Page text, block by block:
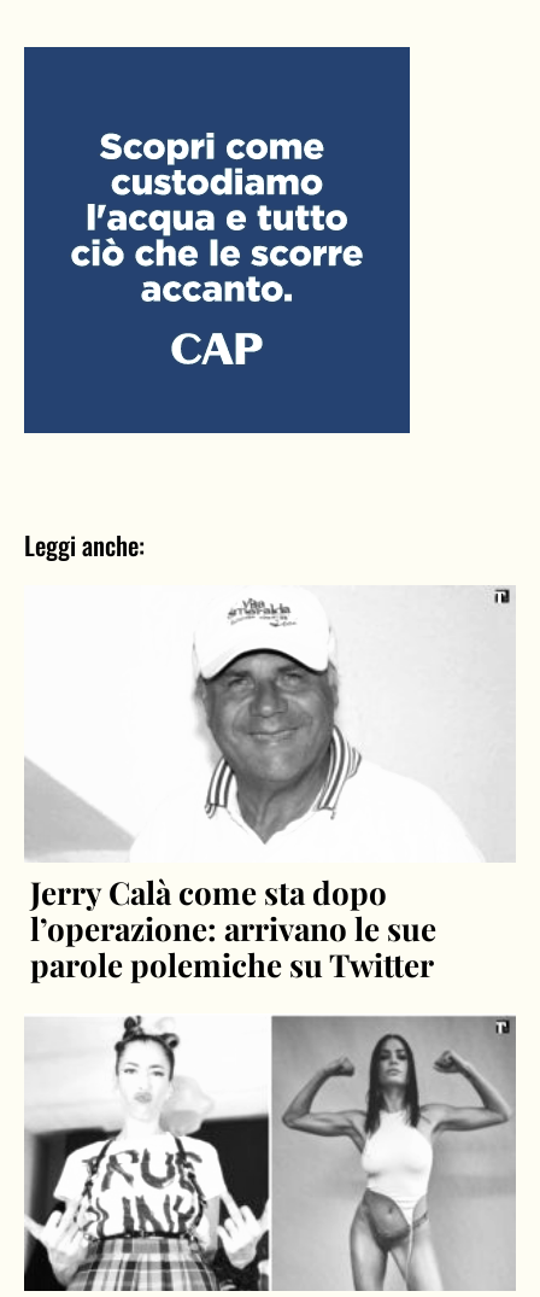
Leggi anche:
Jerry Calà come sta dopo
l’operazione: arrivano le sue
parole polemiche su Twitter